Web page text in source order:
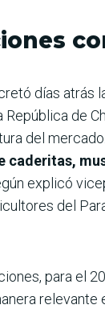
días atrás
República de
del
caderitas,
explicó
del
para el
relevante